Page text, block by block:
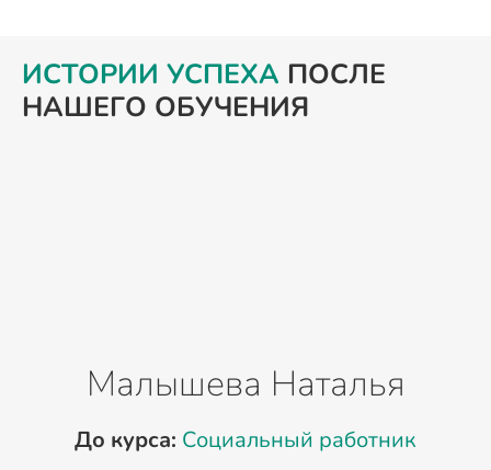
ИСТОРИИ УСПЕХА ПОСЛЕ
НАШЕГО ОБУЧЕНИЯ
Малышева Наталья
До курса: Социальный работник